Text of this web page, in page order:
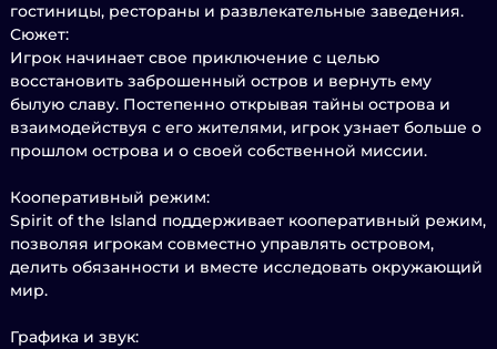
гостиницы, рестораны и развлекательные заведения.
Сюжет:
Игрок начинает свое приключение с целью
восстановить заброшенный остров и вернуть ему
былую славу. Постепенно открывая тайны острова и
взаимодействуя с его жителями, игрок узнает больше о
прошлом острова и о своей собственной миссии.
Кооперативный режим:
Spirit of the Island поддерживает кооперативный режим,
позволяя игрокам совместно управлять островом,
делить обязанности и вместе исследовать окружающий
мир.
Графика и звук: